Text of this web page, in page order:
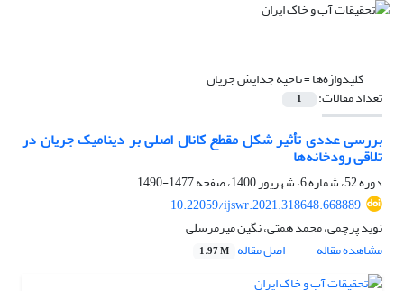
کلیدواژه‌ها =ناحیه جدایش جریان
تعداد مقالات: 1
بررسی عددی تأثیر شکل مقطع کانال اصلی بر دینامیک جریان در
تلاقی رودخانه‌ها
دوره 52، شماره 6، شهریور 1400، صفحه
1477-1490
10.22059/ijswr.2021.318648.668889
نوید پرچمی، محمد همتی، نگین میرمرسلی
مشاهده مقاله
اصل مقاله 1.97 M